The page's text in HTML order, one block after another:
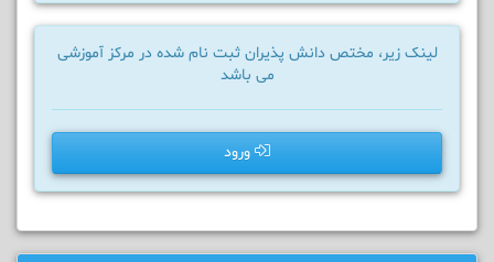
لینک زیر، مختص دانش پذیران ثبت نام شده در مرکز آموزشی
می باشد
ورود